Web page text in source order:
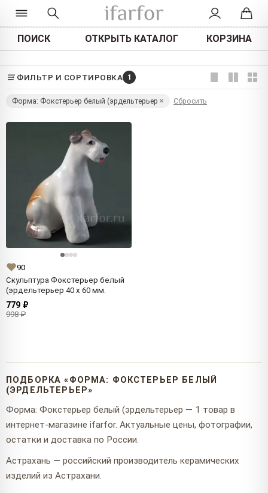
ПОИСК ОТКРЫТЬ КАТАЛОГ КОРЗИНА
ФИЛЬТР И СОРТИРОВКА 1
Форма: Фокстерьер белый (эрдельтерьер Сбросить
90
Скульптура Фокстерьер белый
(эрдельтерьер 40 x 60 мм.
779 ₽
998 ₽
ПОДБОРКА «ФОРМА: ФОКСТЕРЬЕР БЕЛЫЙ
(ЭРДЕЛЬТЕРЬЕР»
Форма: Фокстерьер белый (эрдельтерьер — 1 товар в
интернет-магазине ifarfor. Актуальные цены, фотографии,
остатки и доставка по России.
Астрахань — российский производитель керамических
изделий из Астрахани.